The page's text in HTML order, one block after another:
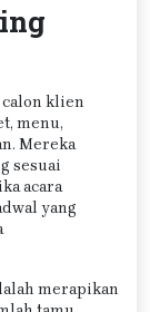
calon klien
menu,
Mereka
sesuai
acara
yang
merapikan